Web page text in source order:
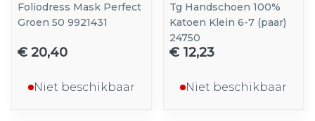
Foliodress Mask Perfect
Groen 50 9921431
€ 20,40
Niet beschikbaar
Tg Handschoen 100%
Katoen Klein 6-7 (paar)
24750
€ 12,23
Niet beschikbaar